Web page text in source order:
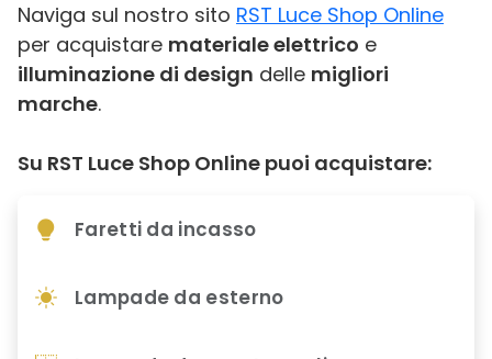
Naviga sul nostro sito RST Luce Shop Online
per acquistare materiale elettrico e
illuminazione di design delle migliori
marche.
Su RST Luce Shop Online puoi acquistare:
Faretti da incasso
Lampade da esterno